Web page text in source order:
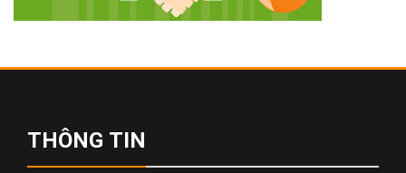
THÔNG TIN